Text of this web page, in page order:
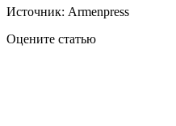
Источник: Armenpress
Оцените статью